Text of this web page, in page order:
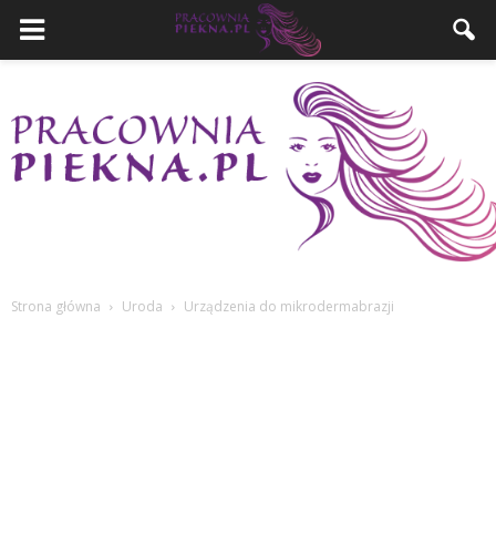
PracowniaPiekna.pl
Strona główna Uroda Urządzenia do mikrodermabrazji